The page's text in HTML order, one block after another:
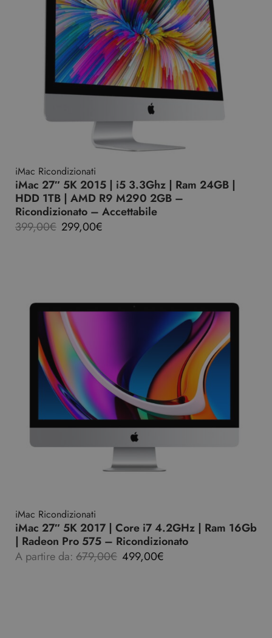
iMac Ricondizionati
iMac 27″ 5K 2015 | i5 3.3Ghz | Ram 24GB |
HDD 1TB | AMD R9 M290 2GB –
Ricondizionato – Accettabile
399,00€ 299,00€
iMac Ricondizionati
iMac 27″ 5K 2017 | Core i7 4.2GHz | Ram 16Gb
| Radeon Pro 575 – Ricondizionato
A partire da: 679,00€ 499,00€